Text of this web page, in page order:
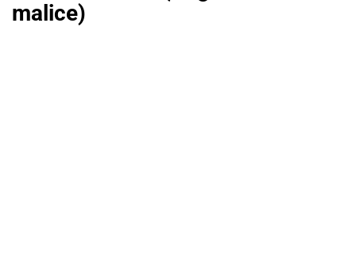
malice)